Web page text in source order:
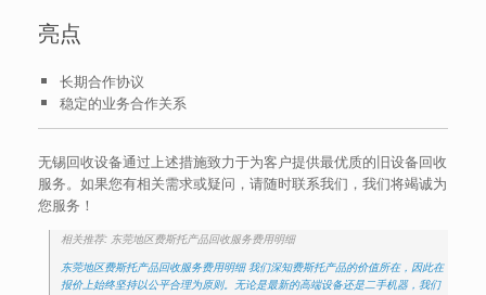
亮点
长期合作协议
稳定的业务合作关系
无锡回收设备通过上述措施致力于为客户提供最优质的旧设备回收
服务。如果您有相关需求或疑问，请随时联系我们，我们将竭诚为
您服务！
相关推荐: 东莞地区费斯托产品回收服务费用明细
东莞地区费斯托产品回收服务费用明细 我们深知费斯托产品的价值所在，因此在
报价上始终坚持以公平合理为原则。无论是最新的高端设备还是二手机器，我们